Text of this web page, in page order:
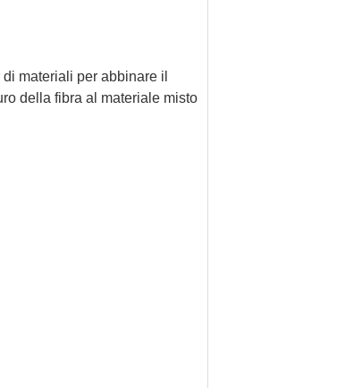
materiali per abbinare il
della fibra al materiale misto